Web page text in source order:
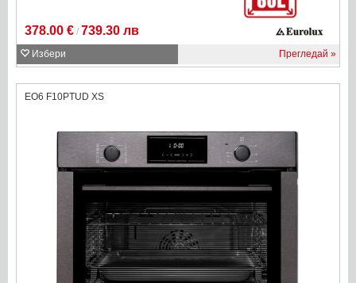
378.00 € / 739.30 лв
Избери Прегледай
EO6 F10PTUD XS